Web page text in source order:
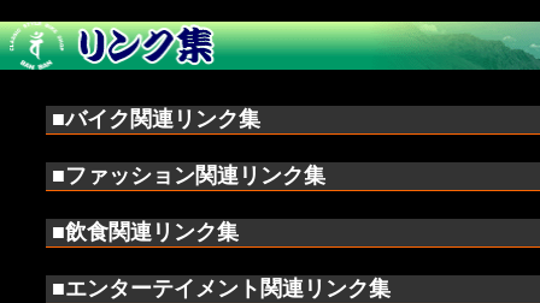
■バイク関連リンク集
■ファッション関連リンク集
■飲食関連リンク集
■エンターテイメント関連リンク集